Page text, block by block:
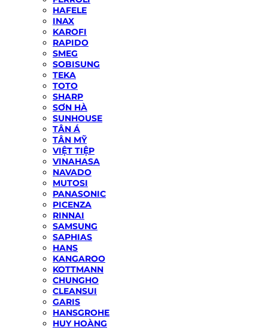
HAFELE
INAX
KAROFI
RAPIDO
SMEG
SOBISUNG
TEKA
TOTO
SHARP
SƠN HÀ
SUNHOUSE
TÂN Á
TÂN MỸ
VIỆT TIỆP
VINAHASA
NAVADO
MUTOSI
PANASONIC
PICENZA
RINNAI
SAMSUNG
SAPHIAS
HANS
KANGAROO
KOTTMANN
CHUNGHO
CLEANSUI
GARIS
HANSGROHE
HUY HOÀNG